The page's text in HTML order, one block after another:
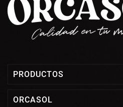
PRODUCTOS
ORCASOL